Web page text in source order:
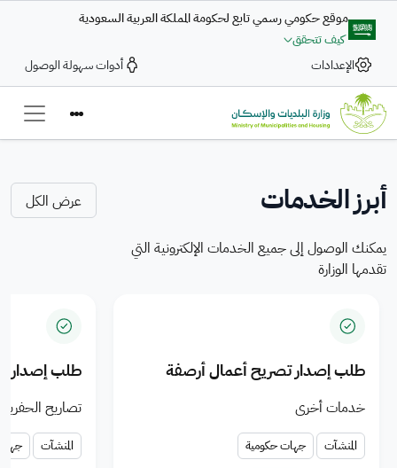
تجاوز إلى المحتوى الرئيسي
موقع حكومي رسمي تابع لحكومة المملكة العربية السعودية
كيف تتحقق
الإعدادات
أدوات سهولة الوصول
Arabia
تعزيز التكامل في تقديم
الخدمات البلدية والمنتجات
السكنية للمدن السعودية
بلاغ رقمي
ضمن التكامل بين وزارة البلديات والإسكان والحكومة الرقمية تتاح خدمة
بلاغ رقمي
جودة الخدمات الرقمية
أبرز الخدمات عرض الكل
يمكنك الوصول إلى جميع الخدمات الإلكترونية التي
تقدمها الوزارة
طلب إصدار تصريح أعمال أرصفة
خدمات أخرى
المنشآت جهات حكومية
طلب إصدار
تصاريح
المنشآت